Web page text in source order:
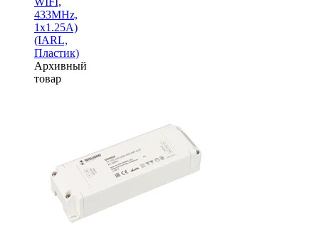
433MHz,
1х1.25A)
(IARL,
Пластик)
Архивный
товар